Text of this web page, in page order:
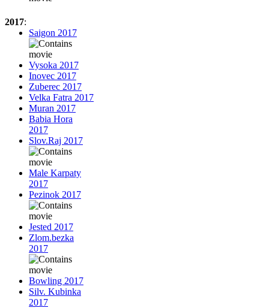
2017:
Saigon 2017
Vysoka 2017
Inovec 2017
Zuberec 2017
Velka Fatra 2017
Muran 2017
Babia Hora
2017
Slov.Raj 2017
Male Karpaty
2017
Pezinok 2017
Jested 2017
Zlom.bezka
2017
Bowling 2017
Silv. Kubinka
2017